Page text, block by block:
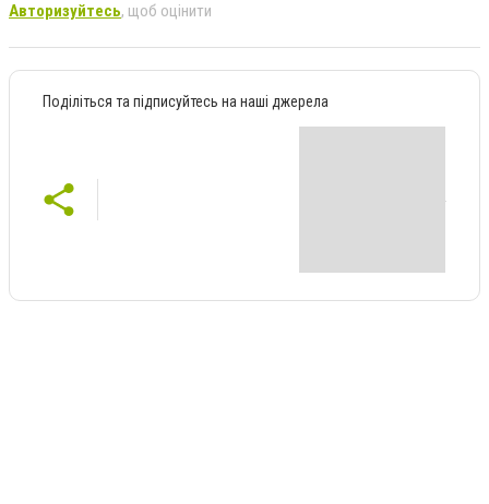
Авторизуйтесь, щоб оцінити
Поділіться та підписуйтесь на наші джерела